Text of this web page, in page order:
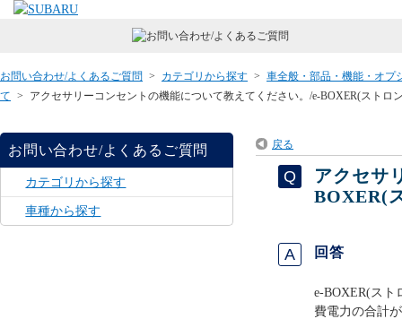
お問い合わせ/よくあるご質問 > カテゴリから探す > 車全般・部品・機能・オプ
て > アクセサリーコンセントの機能について教えてください。/e-BOXER(ストロ
お問い合わせ/よくあるご質問
カテゴリから探す
車種から探す
戻る
アクセサ
BOXER(
回答
e-BOXER(スト
費電力の合計